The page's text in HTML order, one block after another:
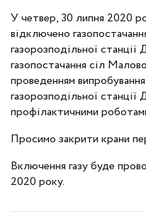
У четвер, 30 липня 2020
відключено
газорозподільної
газопостачання сіл
проведенням
газорозподільної
профілактичними
Просимо закрити крани
Включення газу буде
2020 року.